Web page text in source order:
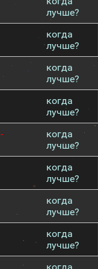
лучше?
когда
лучше?
когда
лучше?
когда
лучше?
-
когда
лучше?
когда
лучше?
когда
лучше?
когда
лучше?